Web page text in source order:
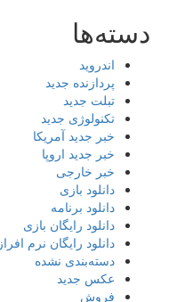
دسته‌ها
اندروید
پردازنده جدید
تبلت جدید
تکنولوژی جدید
خبر جدید آمریکا
خبر جدید اروپا
خبر خارجی
دانلود بازی
دانلود برنامه
دانلود رایگان بازی
دانلود رایگان نرم افراز
دسته‌بندی نشده
عکس جدید
فروش